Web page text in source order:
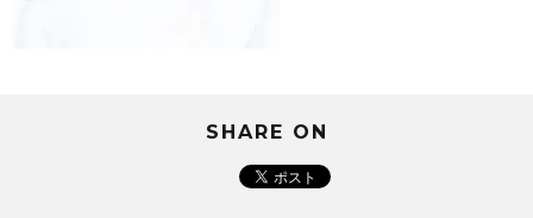
SHARE ON